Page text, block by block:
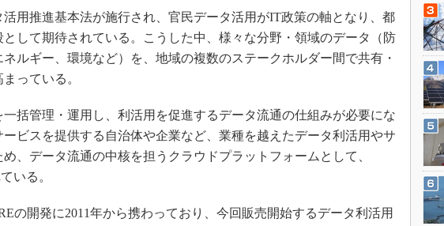
用推進基本法が施行され、官民データ活用がIT政策の軸となり、都
して期待されている。こうした中、様々な分野・領域のデータ（防
ルギー、環境など）を、地域の複数のステークホルダー間で共有・
っている。
括管理・運用し、利活用を促進するデータ流通の仕組みが必要にな
ービスを提供する自治体や企業など、業種を越えたデータ利活用やサ
、データ流通の中核を担うクラウドプラットフォームとして、
いる。
の開発に2011年から携わっており、今回販売開始するデータ利活用